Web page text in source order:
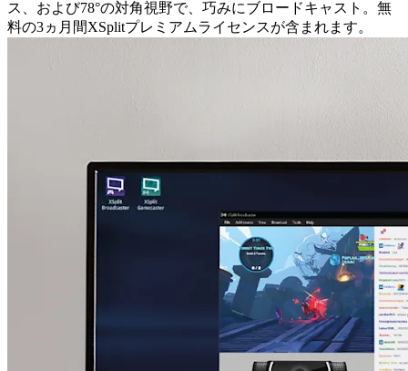
ス、および78°の対角視野で、巧みにブロードキャスト。無
料の3ヵ月間XSplitプレミアムライセンスが含まれます。